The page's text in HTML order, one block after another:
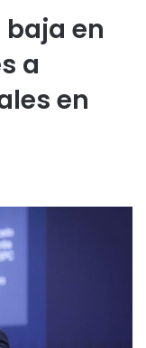
baja en
a
en